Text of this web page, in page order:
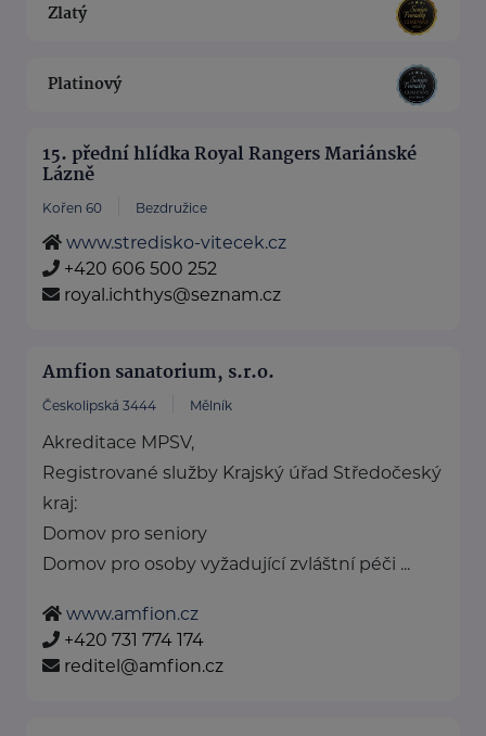
Zlatý
Platinový
15. přední hlídka Royal Rangers Mariánské
Lázně
Kořen 60 Bezdružice
www.stredisko-vitecek.cz
+420 606 500 252
royal.ichthys@seznam.cz
Amfion sanatorium, s.r.o.
Českolipská 3444 Mělník
Akreditace MPSV,
Registrované služby Krajský úřad Středočeský
kraj:
Domov pro seniory
Domov pro osoby vyžadující zvláštní péči ...
www.amfion.cz
+420 731 774 174
reditel@amfion.cz